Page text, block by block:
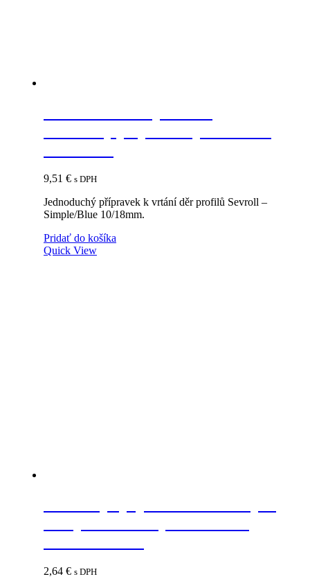
9,51 € s DPH
Jednoduchý přípravek k vrtání děr profilů Sevroll –
Simple/Blue 10/18mm.
Pridať do košíka
Quick View
2,64 € s DPH